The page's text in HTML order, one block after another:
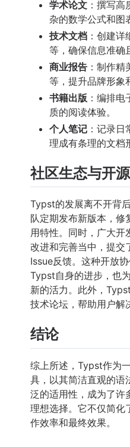
学术论文 ：撰写
杂的数学公式和图
技术文档 ：创建
等，确保信息准确
商业报告 ：制作
等，提升品牌形象
书籍出版 ：编排
质的阅读体验。
个人笔记 ：记录
理成有条理的文档
社区生态与开
Typst的发展离不开背
队定期发布新版本，修
用特性。同时，广大开
改进和完善当中，提交
Issue反馈。这种开放
Typst自身的进步，也
新的活力。此外，
技术论坛，帮助用户解
结论
综上所述，Typst作为
具，以其简洁直观的语
泛的适用性，成为了许
理想选择。它不仅简化
作效率和最终效果。